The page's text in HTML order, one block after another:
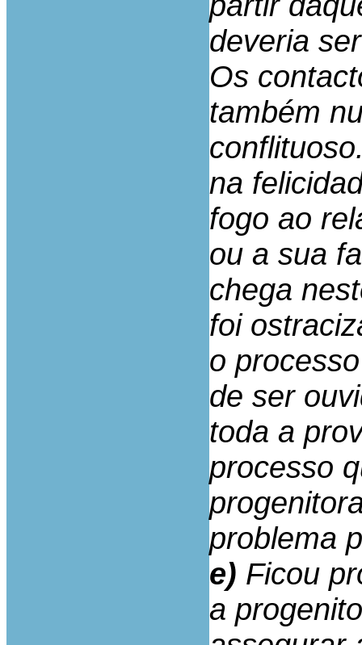
deveria
Os
também
na
fogo ao
ou a sua
chega
foi
o
de ser
toda a
processo
problema
e) Ficou
a